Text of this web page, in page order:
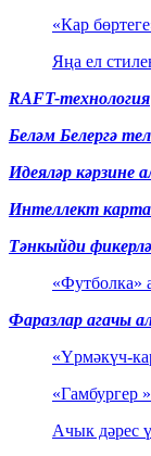
«Кар
Яңа ел
RAFT-технология
Беләм Белергә
Идеяләр кәрзине
Интеллект
Тәнкыйди
«Футболка»
Фаразлар агачы
«Үрмәкүч-
«Гамбургер
Ачык дәрес